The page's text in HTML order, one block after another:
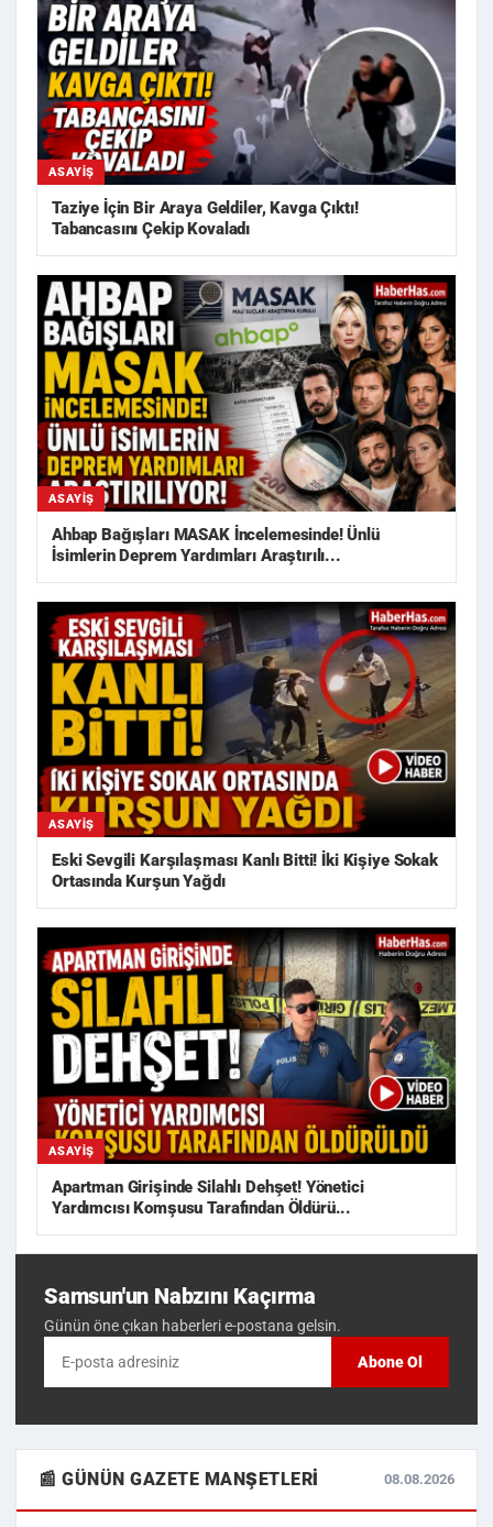
ASAYIŞ
Taziye İçin Bir Araya Geldiler, Kavga Çıktı!
Tabancasını Çekip Kovaladı
ASAYIŞ
Ahbap Bağışları MASAK İncelemesinde! Ünlü
İsimlerin Deprem Yardımları Araştırılı...
ASAYIŞ
Eski Sevgili Karşılaşması Kanlı Bitti! İki Kişiye Sokak
Ortasında Kurşun Yağdı
ASAYIŞ
Apartman Girişinde Silahlı Dehşet! Yönetici
Yardımcısı Komşusu Tarafından Öldürü...
Samsun'un Nabzını Kaçırma
Günün öne çıkan haberleri e-postana gelsin.
Abone Ol
📰 GÜNÜN GAZETE MANŞETLERI 08.08.2026